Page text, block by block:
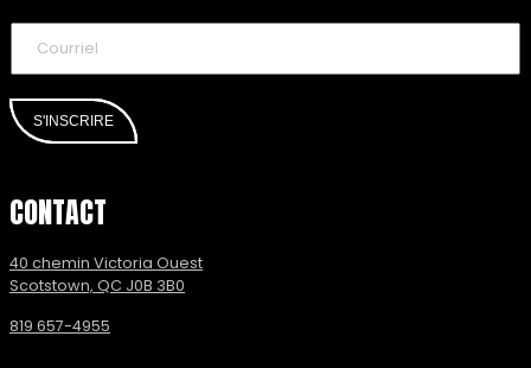
CONTACT
40 chemin Victoria Ouest
Scotstown, QC J0B 3B0
819 657-4955
*
r
m
o
u
r
r
S'INSCRIRE